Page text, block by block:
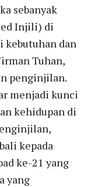
sebanyak
Injili) di
kebutuhan dan
Tuhan,
penginjilan.
menjadi kunci
kehidupan di
kepada
ke-21 yang
yang